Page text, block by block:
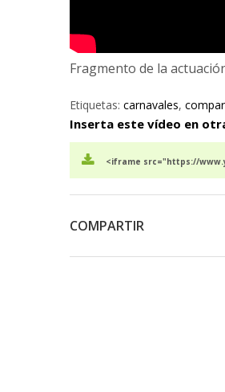
Fragmento de la
Etiquetas: carnavales,
Inserta este vídeo en
<iframe src="https://
COMPARTIR